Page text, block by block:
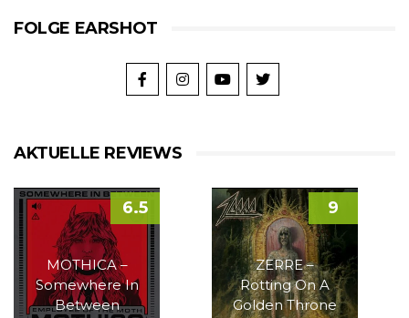
FOLGE EARSHOT
AKTUELLE REVIEWS
MOTHICA –
Somewhere In
Between
6.5
ZERRE –
Rotting On A
Golden Throne
9